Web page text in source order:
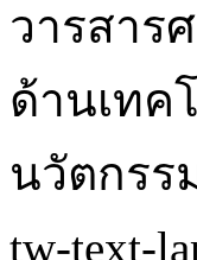
วารสาร
ด้านเทค
นวัตกรร
tw-text-